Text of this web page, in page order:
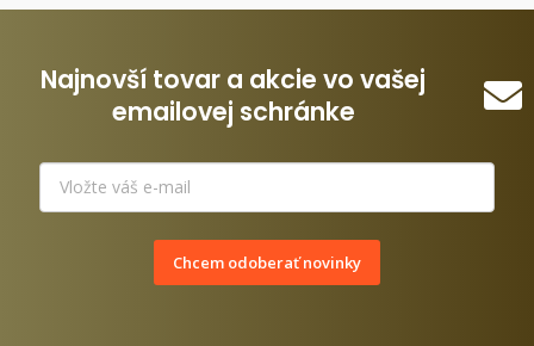
Najnovší tovar a akcie vo vašej
emailovej schránke
Chcem odoberať novinky